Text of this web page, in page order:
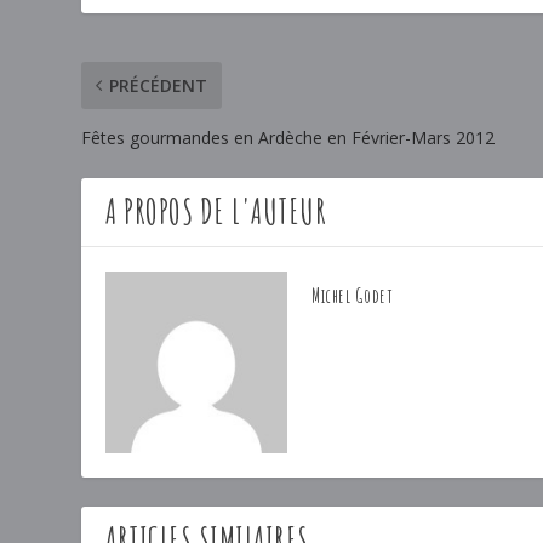
PRÉCÉDENT
Fêtes gourmandes en Ardèche en Février-Mars 2012
A PROPOS DE L'AUTEUR
Michel Godet